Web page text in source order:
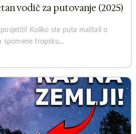
vodič za putovanje (2025)
Koliko ste puta maštali o
spomene tropsku...